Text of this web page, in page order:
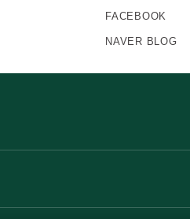
FACEBOOK
NAVER BLOG